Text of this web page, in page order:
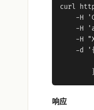
curl
-H
-H
-H
    -d '{
响应